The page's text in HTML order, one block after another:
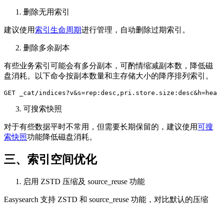
删除无用索引
建议使用索引生命周期进行管理，自动删除过期索引。
删除多余副本
有些业务索引可能会有多分副本，可酌情缩减副本数，降低磁
盘消耗。以下命令按副本数量和主存储大小的降序排列索引。
GET _cat/
可搜索快照
对于有些数据平时不常用，但需要长期保留的，建议使用可搜
索快照功能降低磁盘消耗。
三、索引空间优化
启用 ZSTD 压缩及 source_reuse 功能
Easysearch 支持 ZSTD 和 source_reuse 功能，对比默认的压缩